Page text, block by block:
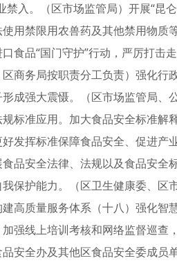
禁入。（区市场监管局）开展“昆
用禁限用农兽药及其他禁用物
食品“国门守护”行动，严厉打击
商务局按职责分工负责）强化
成强大震慑。（区市场监管局
标准应用。加大食品安全标准
发挥标准保障食品安全、促进
品安全法律、法规以及食品安
保护能力。（区卫生健康委、
高质量服务体系（十八）强化
强线上培训考核和网络监督巡
安全办及其他区食品安全委成